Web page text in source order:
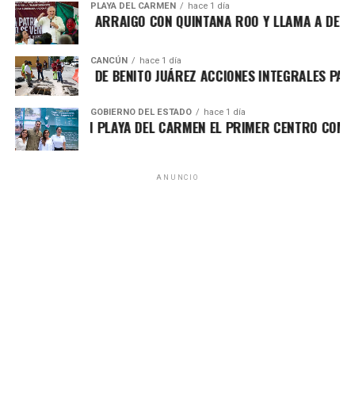
En cuanto a laBolsa Mexicana de Valores
Precios y Cotizaciones (IPC) registra un avance moderado
cercano al0.45%
industrial y de consumo básico. La estabilidad del
mercado refleja confianza en los datos económicos
recientes y en la expectativa de que las próximas
decisiones de política monetaria mantengan un entorno
favorable para la inversión.
Los especialistas coinciden en que la combinación de un
PLAYA DEL CARMEN hace 1 día
SU ARRAIGO CON QUINTANA ROO Y LLAMA A
CANCÚN hace 1 día
DE BENITO JUÁREZ ACCIONES INTEGRALES
GOBIERNO DEL ESTADO hace 1 día
IMPULSA EN PLAYA DEL CARMEN EL PRIMER CENTRO
ANUNCIO